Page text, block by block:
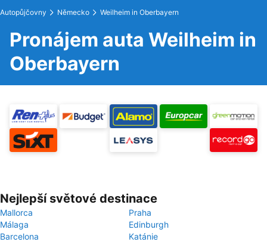
Autopůjčovny Německo Weilheim in Oberbayern
Pronájem auta Weilheim in
Oberbayern
Nejlepší světové destinace
Mallorca
Praha
Málaga
Edinburgh
Barcelona
Katánie